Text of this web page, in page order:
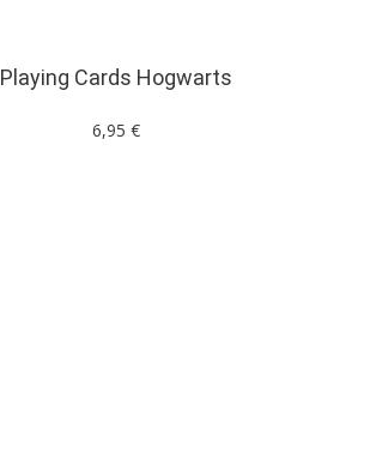
Playing Cards Hogwarts
6,95 €